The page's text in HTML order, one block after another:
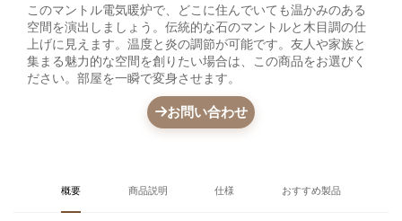
このマントル電気暖炉で、どこに住んでいても温かみのある
空間を演出しましょう。伝統的な石のマントルと木目調の仕
上げに見えます。温度と炎の調節が可能です。友人や家族と
集まる魅力的な空間を創りたい場合は、この商品をお選びく
ださい。部屋を一瞬で変身させます。
お問い合わせ
概要 商品説明 仕様 おすすめ製品